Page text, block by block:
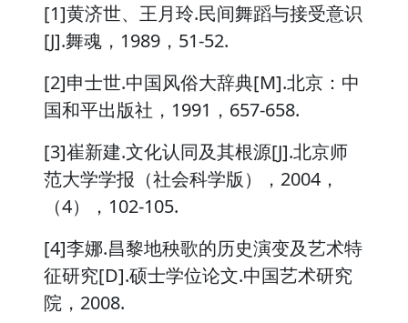
[1]黄济世、王月玲.民间舞蹈与接受意识
[J].舞魂，1989，51-52.
[2]申士世.中国风俗大辞典[M].北京：中
国和平出版社，1991，657-658.
[3]崔新建.文化认同及其根源[J].北京师
范大学学报（社会科学版），2004，
（4），102-105.
[4]李娜.昌黎地秧歌的历史演变及艺术特
征研究[D].硕士学位论文.中国艺术研究
院，2008.